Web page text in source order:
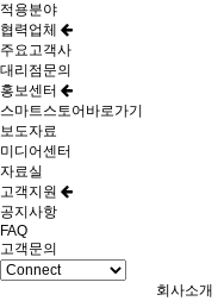
적용분야
협력업체
주요고객사
대리점문의
홍보센터
스마트스토어바로가기
보도자료
미디어센터
자료실
고객지원
공지사항
FAQ
고객문의
회사소개